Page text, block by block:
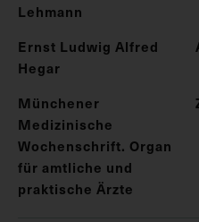
Lehmann
Ernst Ludwig Alfred
Hegar
Münchener
Medizinische
Wochenschrift. Organ
für amtliche und
praktische Ärzte